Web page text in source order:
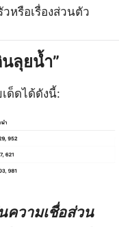
หรือเรื่องส่วนตัว
ลุยน้ำ”
ด็ดได้ดังนี้:
ความเชื่อส่วน